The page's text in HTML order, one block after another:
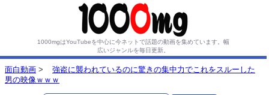
1000mgはYouTubeを中心に今ネットで話題の動画を集めています。 幅
広いジャンルを毎日更新。
面白動画 >
強盗に襲われているのに驚きの集中力でこれをスルーした
男の映像ｗｗｗ